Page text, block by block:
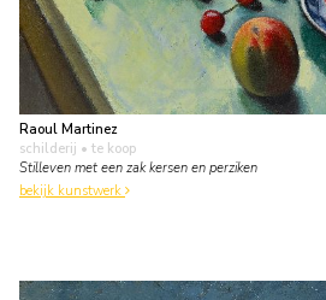
Raoul Martinez
schilderij • te koop
Stilleven met een zak kersen en perziken
bekijk kunstwerk